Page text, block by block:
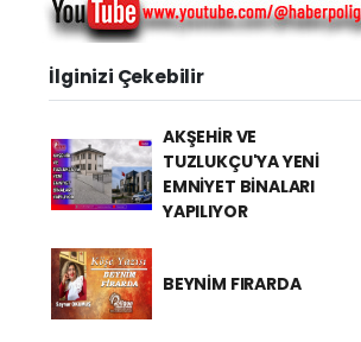
İlginizi Çekebilir
AKŞEHİR VE
TUZLUKÇU'YA YENİ
EMNİYET BİNALARI
YAPILIYOR
BEYNİM FIRARDA